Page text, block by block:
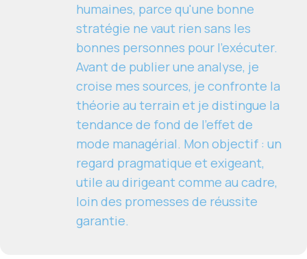
humaines, parce qu'une bonne
stratégie ne vaut rien sans les
bonnes personnes pour l'exécuter.
Avant de publier une analyse, je
croise mes sources, je confronte la
théorie au terrain et je distingue la
tendance de fond de l'effet de
mode managérial. Mon objectif : un
regard pragmatique et exigeant,
utile au dirigeant comme au cadre,
loin des promesses de réussite
garantie.